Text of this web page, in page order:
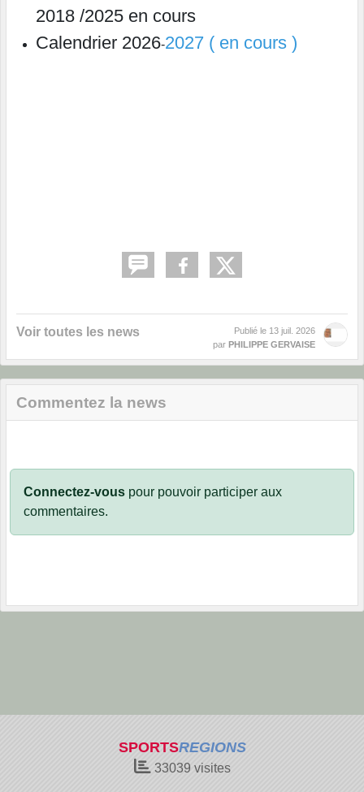
2018 /2025 en cours
Calendrier 2026-2027 ( en cours )
Voir toutes les news Publié le 13 juil. 2026
par PHILIPPE GERVAISE
Commentez la news
Connectez-vous pour pouvoir participer aux
commentaires.
SPORTSREGIONS
33039 visites